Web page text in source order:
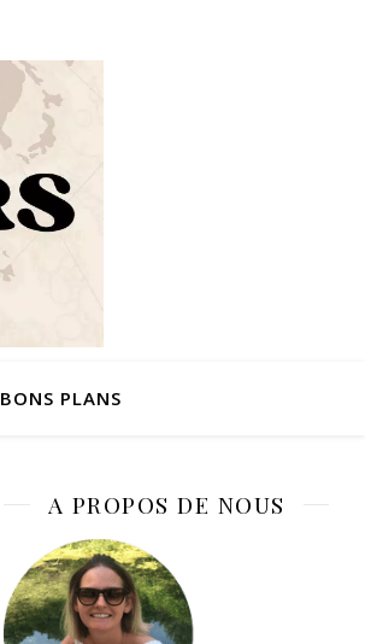
BONS PLANS
A PROPOS DE NOUS